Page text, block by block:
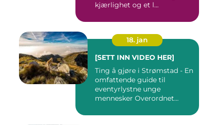
kjærlighet og et l...
18. jan
[SETT INN VIDEO HER]
Ting å gjøre i Strømstad - En
omfattende guide til
eventyrlystne unge
mennesker Overordnet